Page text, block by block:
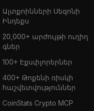
Ալտքոինների Սեզոնի
Ինդեքս
20,000+ արժույթի ուղիղ
գներ
100+ Էքսփլորերներ
400+ Թոքենի ռիսկի
հաշվետվություններ
CoinStats Crypto MCP